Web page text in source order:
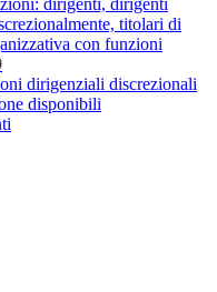
dirigenti, dirigenti
titolari di
con funzioni
dirigenziali discrezionali
disponibili